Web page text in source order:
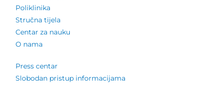
Poliklinika
Stručna tijela
Centar za nauku
O nama
Press centar
Slobodan pristup informacijama